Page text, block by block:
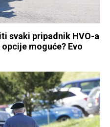
svaki pripadnik HVO-a
moguće? Evo